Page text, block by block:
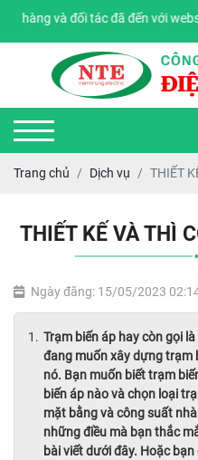
đối tác đã đến với website Điện
Trang chủ Dịch vụ THIẾT
THIẾT KẾ VÀ THÌ
Ngày đăng: 15/05/2023
Trạm biến áp hay còn gọi
đang muốn xây dựng trạm
nó. Bạn muốn biết trạm
biến áp nào và chọn loại
mặt bằng và công suất
những điều mà bạn thắc
bài viết dưới đây. Hoặc